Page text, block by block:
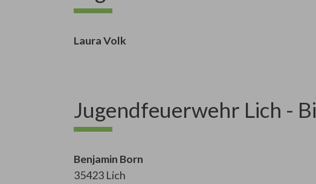
Laura Volk
Jugendfeuerwehr Lich -
Benjamin Born
35423 Lich